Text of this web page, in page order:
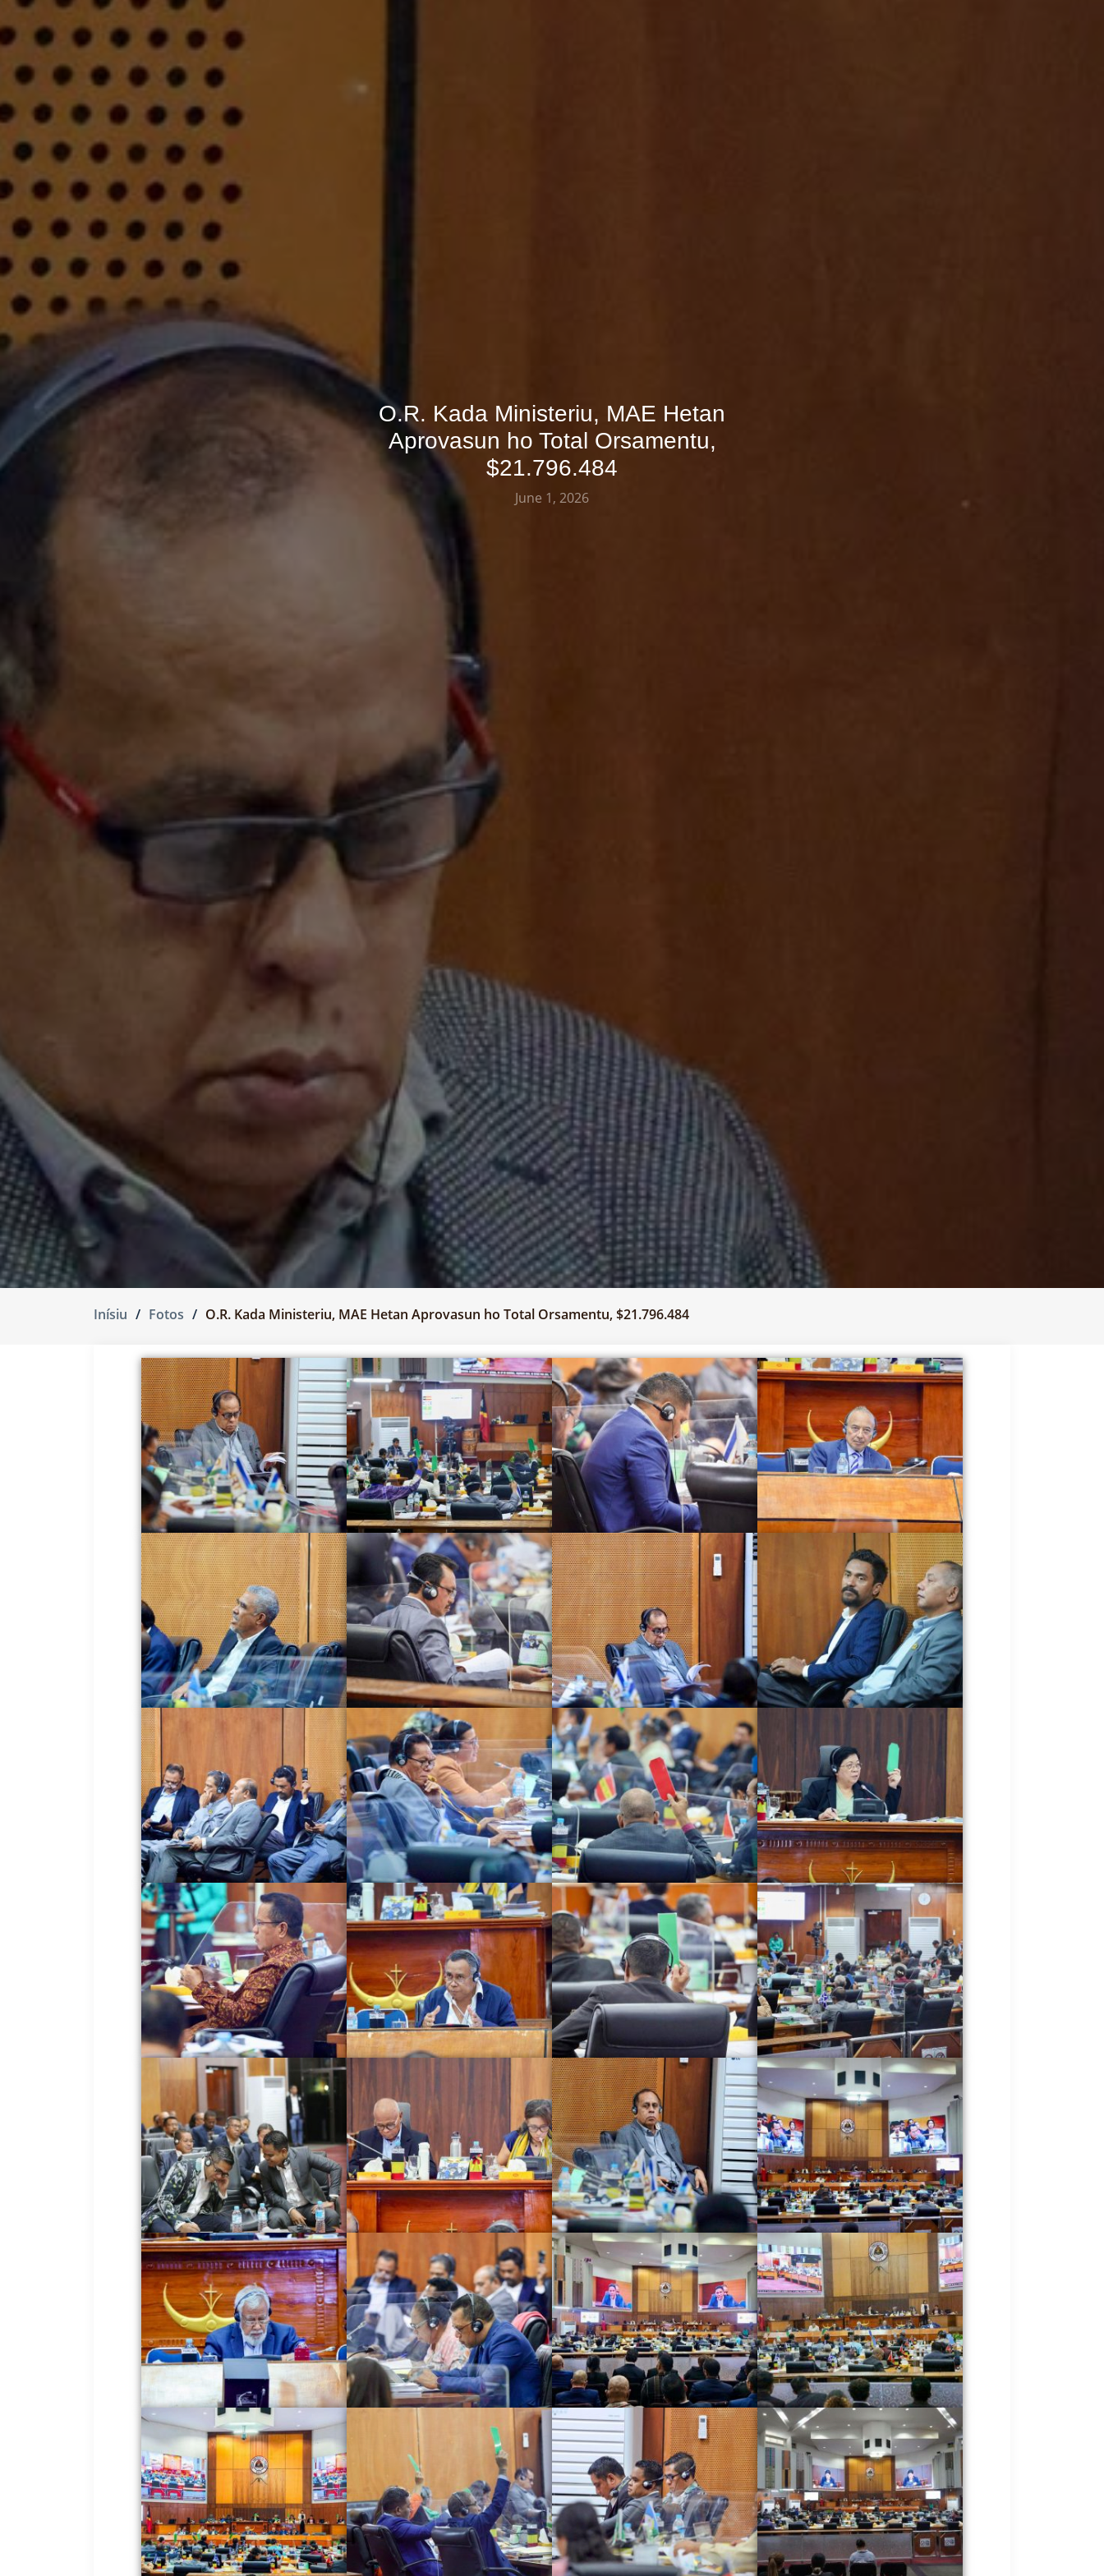
O.R. Kada Ministeriu, MAE Hetan
Aprovasun ho Total Orsamentu,
$21.796.484
June 1, 2026
Inísiu Fotos O.R. Kada Ministeriu, MAE Hetan Aprovasun ho Total Orsamentu, $21.796.484